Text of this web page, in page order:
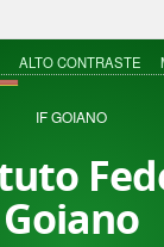
ALTO CONTRASTE
IF GOIANO
Goiano